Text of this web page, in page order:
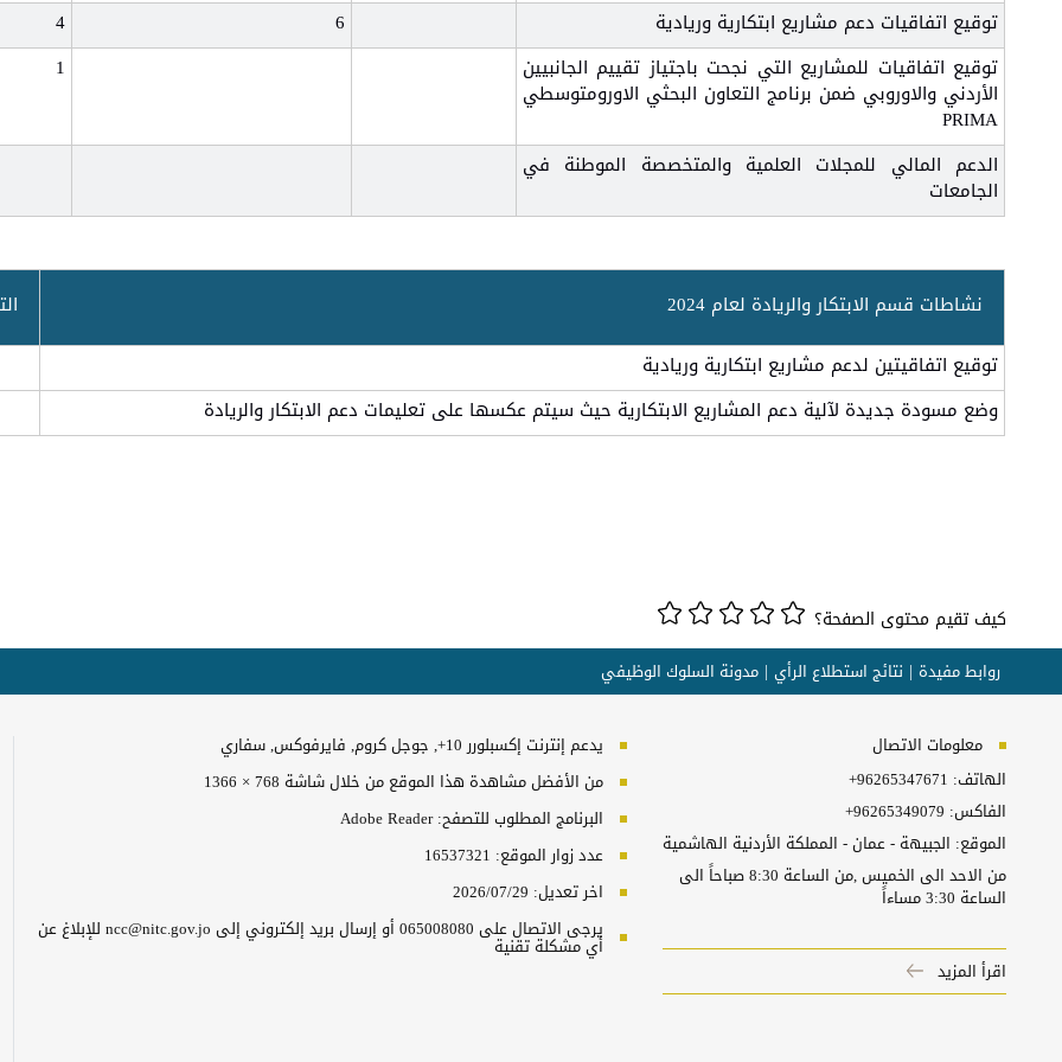
توقيع اتفاقيات دعم مشاريع ابتكارية وريادية
6
4
توقيع اتفاقيات للمشاريع التي نجحت باجتياز تقييم الجانبيين
الأردني والاوروبي ضمن برنامج التعاون البحثي الاورومتوسطي
PRIMA
1
الدعم المالي للمجلات العلمية والمتخصصة الموطنة في
الجامعات
نشاطات قسم الابتكار والريادة لعام 2024
توقيع اتفاقيتين لدعم مشاريع ابتكارية وريادية
وضع مسودة جديدة لآلية دعم المشاريع الابتكارية حيث سيتم عكسها على تعليمات دعم الابتكار والريادة
كيف تقيم محتوى الصفحة؟
روابط مفيدة نتائج استطلاع الرأي مدونة السلوك الوظيفي
معلومات الاتصال
الهاتف: +96265347671
الفاكس: +96265349079
الموقع: الجبيهة - عمان - المملكة الأردنية الهاشمية
من الاحد الى الخميس ,من الساعة 8:30 صباحاً الى
الساعة 3:30 مساءاً
اقرأ المزيد
يدعم إنترنت إكسبلورر 10+, جوجل كروم, فايرفوكس, سفاري
من الأفضل مشاهدة هذا الموقع من خلال شاشة 768 × 1366
البرنامج المطلوب للتصفح: Adobe Reader
عدد زوار الموقع: 16537321
اخر تعديل: 2026/07/29
يرجى الاتصال على 065008080 أو إرسال بريد إلكتروني إلى ncc@nitc.gov.jo للإبلاغ عن
أي مشكلة تقنية